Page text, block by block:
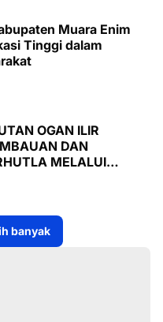
Muara Enim
Tinggi dalam
OGAN ILIR
DAN
MELALUI
(TOURING SAMBANG
banyak